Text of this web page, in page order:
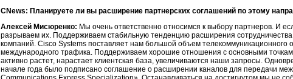
CNews: Планируете ли вы расширение партнерских соглашений по этому
Алексей Мисюренко: Мы очень ответственно относимся к выбору партнеров. И
разрываем их. Поддерживаем стабильную тенденцию расширения
компаний. Cisco Systems поставляет нам большой объем
международного трафика. Поддерживаем хорошие отношения с основными
активно растет, нарастает клиентская база, увеличиваются наши запросы.
начале года было подписано соглашение о расширении каналов для передачи